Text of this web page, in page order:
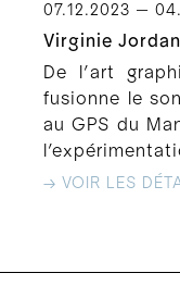
07.12.2023 —
Virginie
De l’art
fusionne le
au GPS du
→ VOIR LES